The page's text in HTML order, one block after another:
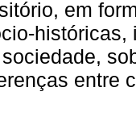
em
entre